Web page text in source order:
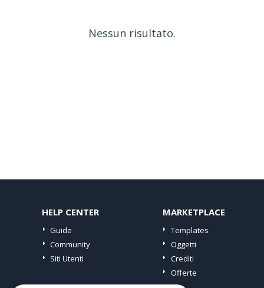
Nessun risultato.
HELP CENTER
Guide
Community
Siti Utenti
MARKETPLACE
Templates
Oggetti
Crediti
Offerte